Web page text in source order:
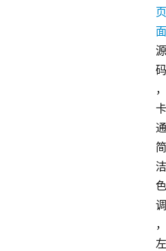
页
面
源
码
，
卡
通
简
洁
色
调
，
左